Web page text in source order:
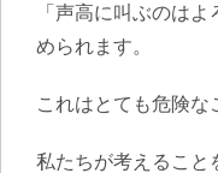
「声高に叫ぶのは
められます。
これはとても危険な
私たちが考えること